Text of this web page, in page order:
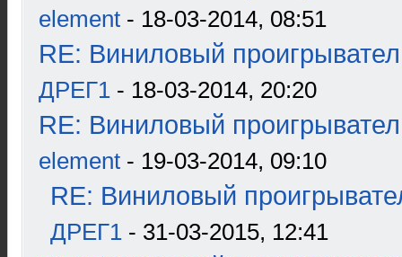
element - 18-03-2014, 08:51
RE: Виниловый
ДРЕГ1 - 18-03-2014, 20:20
RE: Виниловый
element - 19-03-2014, 09:10
RE: Виниловый
ДРЕГ1 - 31-03-2015, 12:41